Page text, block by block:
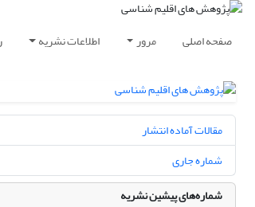
صفحه اصلی مرور اطلاعات نشریه
مقالات آماده انتشار
شماره جاری
شماره‌های پیشین نشریه